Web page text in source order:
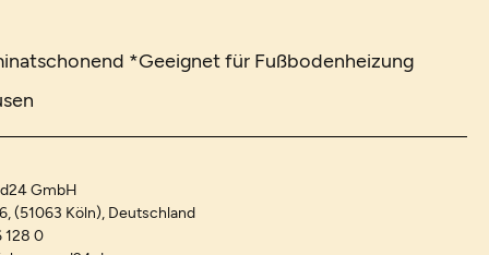
*Geeignet für Fußbodenheizung
GmbH
(51063 Köln), Deutschland
128 0